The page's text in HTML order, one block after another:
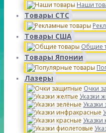
Наши
Товары СТС
Товары США
Общие
Товары Японии
Лазеры
Очки
Указки
Указки
Указки